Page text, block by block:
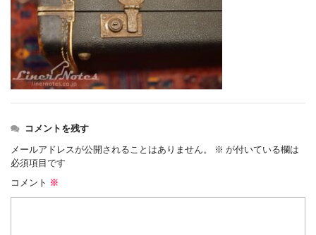
コメントを残す
メールアドレスが公開されることはありません。 ※ が付いている欄は
必須項目です
コメント ※